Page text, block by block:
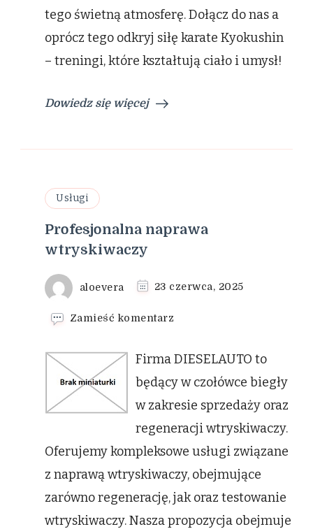
tego świetną atmosferę. Dołącz do nas a
oprócz tego odkryj siłę karate Kyokushin
– treningi, które kształtują ciało i umysł!
Dowiedz się więcej
Usługi
Profesjonalna naprawa
wtryskiwaczy
aloevera 23 czerwca, 2025
Zamieść komentarz
naprawa
wtryskiwaczy
Firma DIESELAUTO to
będący w czołówce biegły
w zakresie sprzedaży oraz
regeneracji wtryskiwaczy.
Oferujemy kompleksowe usługi związane
z naprawą wtryskiwaczy, obejmujące
zarówno regenerację, jak oraz testowanie
wtryskiwaczy. Nasza propozycja obejmuje